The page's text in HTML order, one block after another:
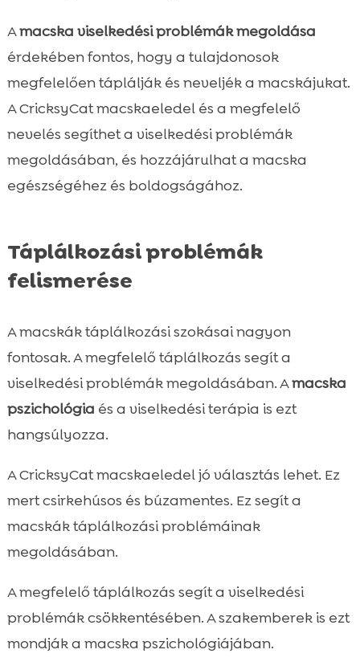
Amacska viselkedési problémák megoldása
érdekében fontos, hogy a tulajdonosok
megfelelően táplálják és neveljék a macskájukat.
A CricksyCat macskaeledel és a megfelelő
nevelés segíthet a viselkedési problémák
megoldásában, és hozzájárulhat a macska
egészségéhez és boldogságához.
Táplálkozási problémák
felismerése
A macskák táplálkozási szokásai nagyon
fontosak. A megfelelő táplálkozás segít a
viselkedési problémák megoldásában. Amacska
pszichológia és a viselkedési terápia is ezt
hangsúlyozza.
A CricksyCat macskaeledel jó választás lehet. Ez
mert csirkehúsos és búzamentes. Ez segít a
macskák táplálkozási problémáinak
megoldásában.
A megfelelő táplálkozás segít a viselkedési
problémák csökkentésében. A szakemberek is ezt
mondják a macska pszichológiájában.